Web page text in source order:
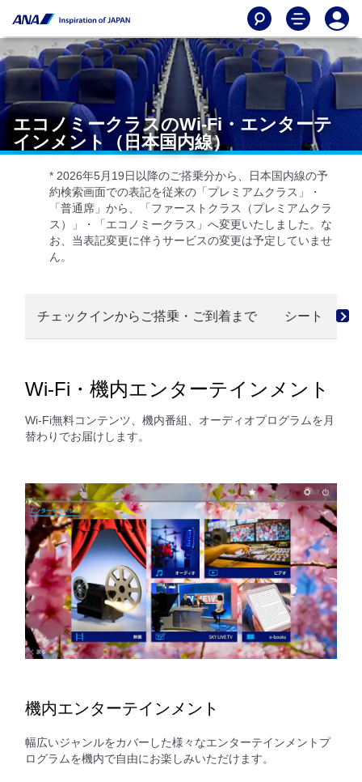
エコノミークラスのWi-Fi・エンターテ
インメント（日本国内線）
* 2026年5月19日以降のご搭乗分から、日本国内線の予
約検索画面での表記を従来の「プレミアムクラス」・
「普通席」から、「ファーストクラス（プレミアムクラ
ス）」・「エコノミークラス」へ変更いたしました。な
お、当表記変更に伴うサービスの変更は予定していませ
ん。
チェックインからご搭乗・ご到着まで シート
Wi-Fi・機内エンターテインメント
Wi-Fi無料コンテンツ、機内番組、オーディオプログラムを月
替わりでお届けします。
機内エンターテインメント
幅広いジャンルをカバーした様々なエンターテインメントプ
ログラムを機内で自由にお楽しみいただけます。